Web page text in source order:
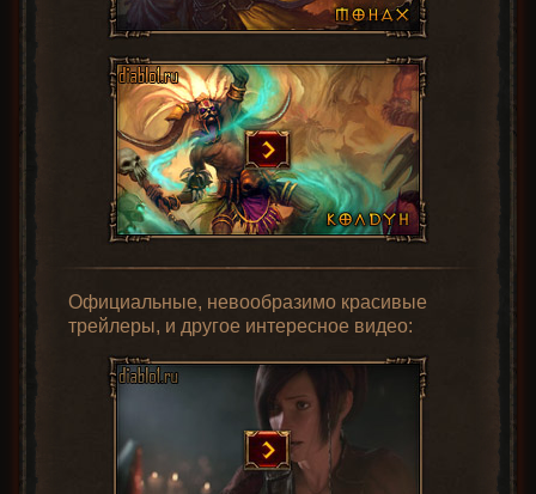
Официальные, невообразимо красивые
трейлеры, и другое интересное видео: